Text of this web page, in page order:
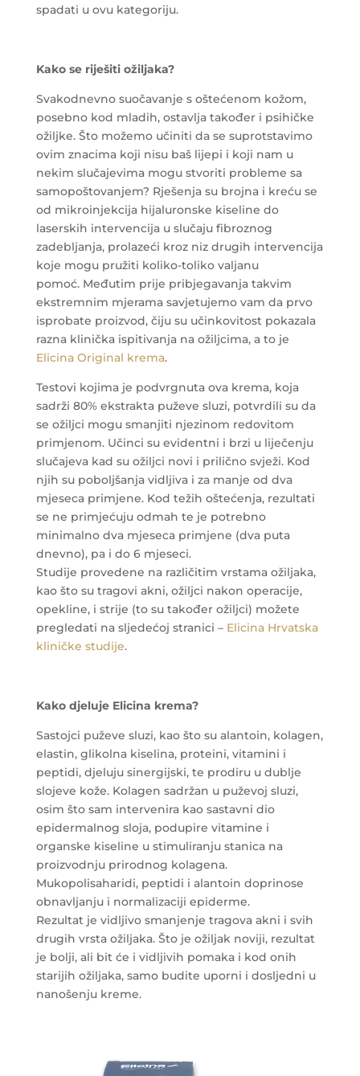
spadati u ovu kategoriju.
Kako se riješiti ožiljaka?
Svakodnevno suočavanje s oštećenom kožom,
posebno kod mladih, ostavlja također i psihičke
ožiljke. Što možemo učiniti da se suprotstavimo
ovim znacima koji nisu baš lijepi i koji nam u
nekim slučajevima mogu stvoriti probleme sa
samopoštovanjem? Rješenja su brojna i kreću se
od mikroinjekcija hijaluronske kiseline do
laserskih intervencija u slučaju fibroznog
zadebljanja, prolazeći kroz niz drugih intervencija
koje mogu pružiti koliko-toliko valjanu
pomoć. Međutim prije pribjegavanja takvim
ekstremnim mjerama savjetujemo vam da prvo
isprobate proizvod, čiju su učinkovitost pokazala
razna klinička ispitivanja na ožiljcima, a to je
Elicina Original krema.
Testovi kojima je podvrgnuta ova krema, koja
sadrži 80% ekstrakta puževe sluzi, potvrdili su da
se ožiljci mogu smanjiti njezinom redovitom
primjenom. Učinci su evidentni i brzi u liječenju
slučajeva kad su ožiljci novi i prilično svježi. Kod
njih su poboljšanja vidljiva i za manje od dva
mjeseca primjene. Kod težih oštećenja, rezultati
se ne primjećuju odmah te je potrebno
minimalno dva mjeseca primjene (dva puta
dnevno), pa i do 6 mjeseci.
Studije provedene na različitim vrstama ožiljaka,
kao što su tragovi akni, ožiljci nakon operacije,
opekline, i strije (to su također ožiljci) možete
pregledati na sljedećoj stranici – Elicina Hrvatska
kliničke studije.
Kako djeluje Elicina krema?
Sastojci puževe sluzi, kao što su alantoin, kolagen,
elastin, glikolna kiselina, proteini, vitamini i
peptidi, djeluju sinergijski, te prodiru u dublje
slojeve kože. Kolagen sadržan u puževoj sluzi,
osim što sam intervenira kao sastavni dio
epidermalnog sloja, podupire vitamine i
organske kiseline u stimuliranju stanica na
proizvodnju prirodnog kolagena.
Mukopolisaharidi, peptidi i alantoin doprinose
obnavljanju i normalizaciji epiderme.
Rezultat je vidljivo smanjenje tragova akni i svih
drugih vrsta ožiljaka. Što je ožiljak noviji, rezultat
je bolji, ali bit će i vidljivih pomaka i kod onih
starijih ožiljaka, samo budite uporni i dosljedni u
nanošenju kreme.